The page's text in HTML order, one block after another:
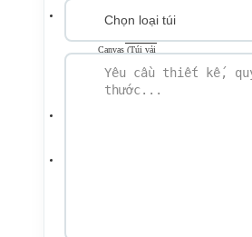
Túi vải
không dệt
Túi vải
Canvas (Túi vải
Túi vải
đay – Linen